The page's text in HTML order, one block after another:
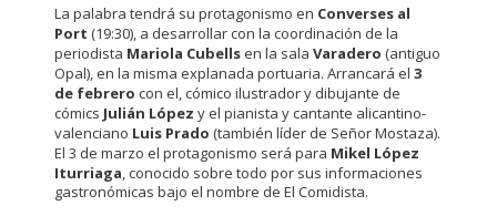
La palabra tendrá su protagonismo en Converses al
Port (19:30), a desarrollar con la coordinación de la
periodista Mariola Cubells en la sala Varadero (antiguo
Opal), en la misma explanada portuaria. Arrancará el 3
de febrero con el, cómico ilustrador y dibujante de
cómics Julián López y el pianista y cantante alicantino-
valenciano Luis Prado (también líder de Señor Mostaza).
El 3 de marzo el protagonismo será para Mikel López
Iturriaga, conocido sobre todo por sus informaciones
gastronómicas bajo el nombre de El Comidista.